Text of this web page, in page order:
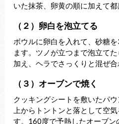
いた抹茶、卵黄の順に加えて都
（２）卵白を泡立てる
ボウルに卵白を入れて、砂糖
ます。ツノが立つまで泡立て
加え、ヘラでさっくりと混ぜ合
（３）オーブンで焼く
クッキングシートを敷いたパウ
上からトントンと落として空
す。160度で予熱したオーブ